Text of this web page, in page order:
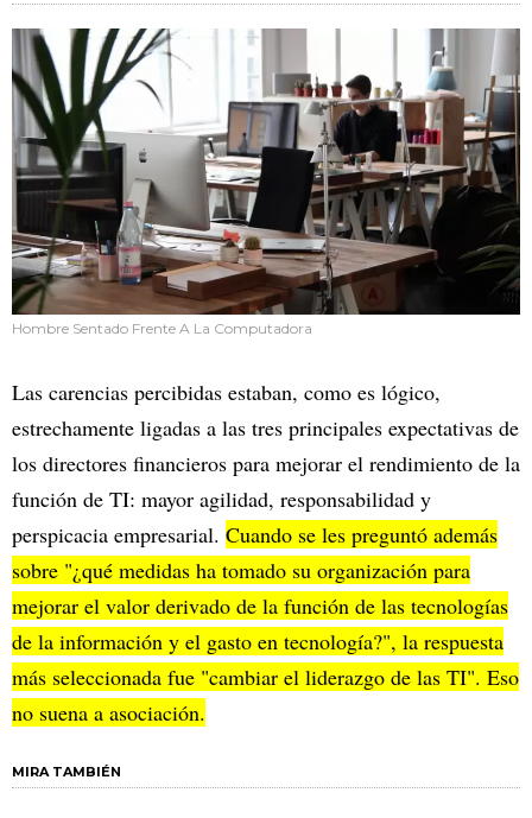
Hombre Sentado Frente A La Computadora
Las carencias percibidas estaban, como es lógico,
estrechamente ligadas a las tres principales expectativas de
los directores financieros para mejorar el rendimiento de la
función de TI: mayor agilidad, responsabilidad y
perspicacia empresarial. Cuando se les preguntó además
sobre "¿qué medidas ha tomado su organización para
mejorar el valor derivado de la función de las tecnologías
de la información y el gasto en tecnología?", la respuesta
más seleccionada fue "cambiar el liderazgo de las TI". Eso
no suena a asociación.
MIRA TAMBIÉN